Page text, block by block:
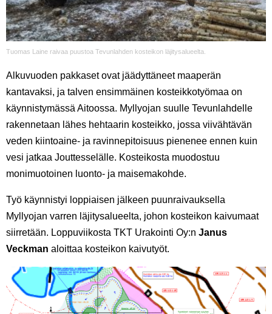
Tuomas Laine raivaa puustoa Tevunlahden kosteikon läjitysalueelta.
Alkuvuoden pakkaset ovat jäädyttäneet maaperän
kantavaksi, ja talven ensimmäinen kosteikkotyömaa on
käynnistymässä Aitoossa. Myllyojan suulle Tevunlahdelle
rakennetaan lähes hehtaarin kosteikko, jossa viivähtävän
veden kiintoaine- ja ravinnepitoisuus pienenee ennen kuin
vesi jatkaa Jouttesselälle. Kosteikosta muodostuu
monimuotoinen luonto- ja maisemakohde.
Työ käynnistyi loppiaisen jälkeen puunraivauksella
Myllyojan varren läjitysalueelta, johon kosteikon kaivumaat
siirretään. Loppuviikosta TKT Urakointi Oy:n Janus
Veckman aloittaa kosteikon kaivutyöt.